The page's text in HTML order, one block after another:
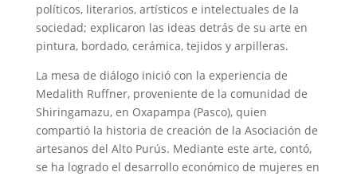
políticos, literarios, artísticos e intelectuales de la
sociedad; explicaron las ideas detrás de su arte en
pintura, bordado, cerámica, tejidos y arpilleras.
La mesa de diálogo inició con la experiencia de
Medalith Ruffner, proveniente de la comunidad de
Shiringamazu, en Oxapampa (Pasco), quien
compartió la historia de creación de la Asociación de
artesanos del Alto Purús. Mediante este arte, contó,
se ha logrado el desarrollo económico de mujeres en